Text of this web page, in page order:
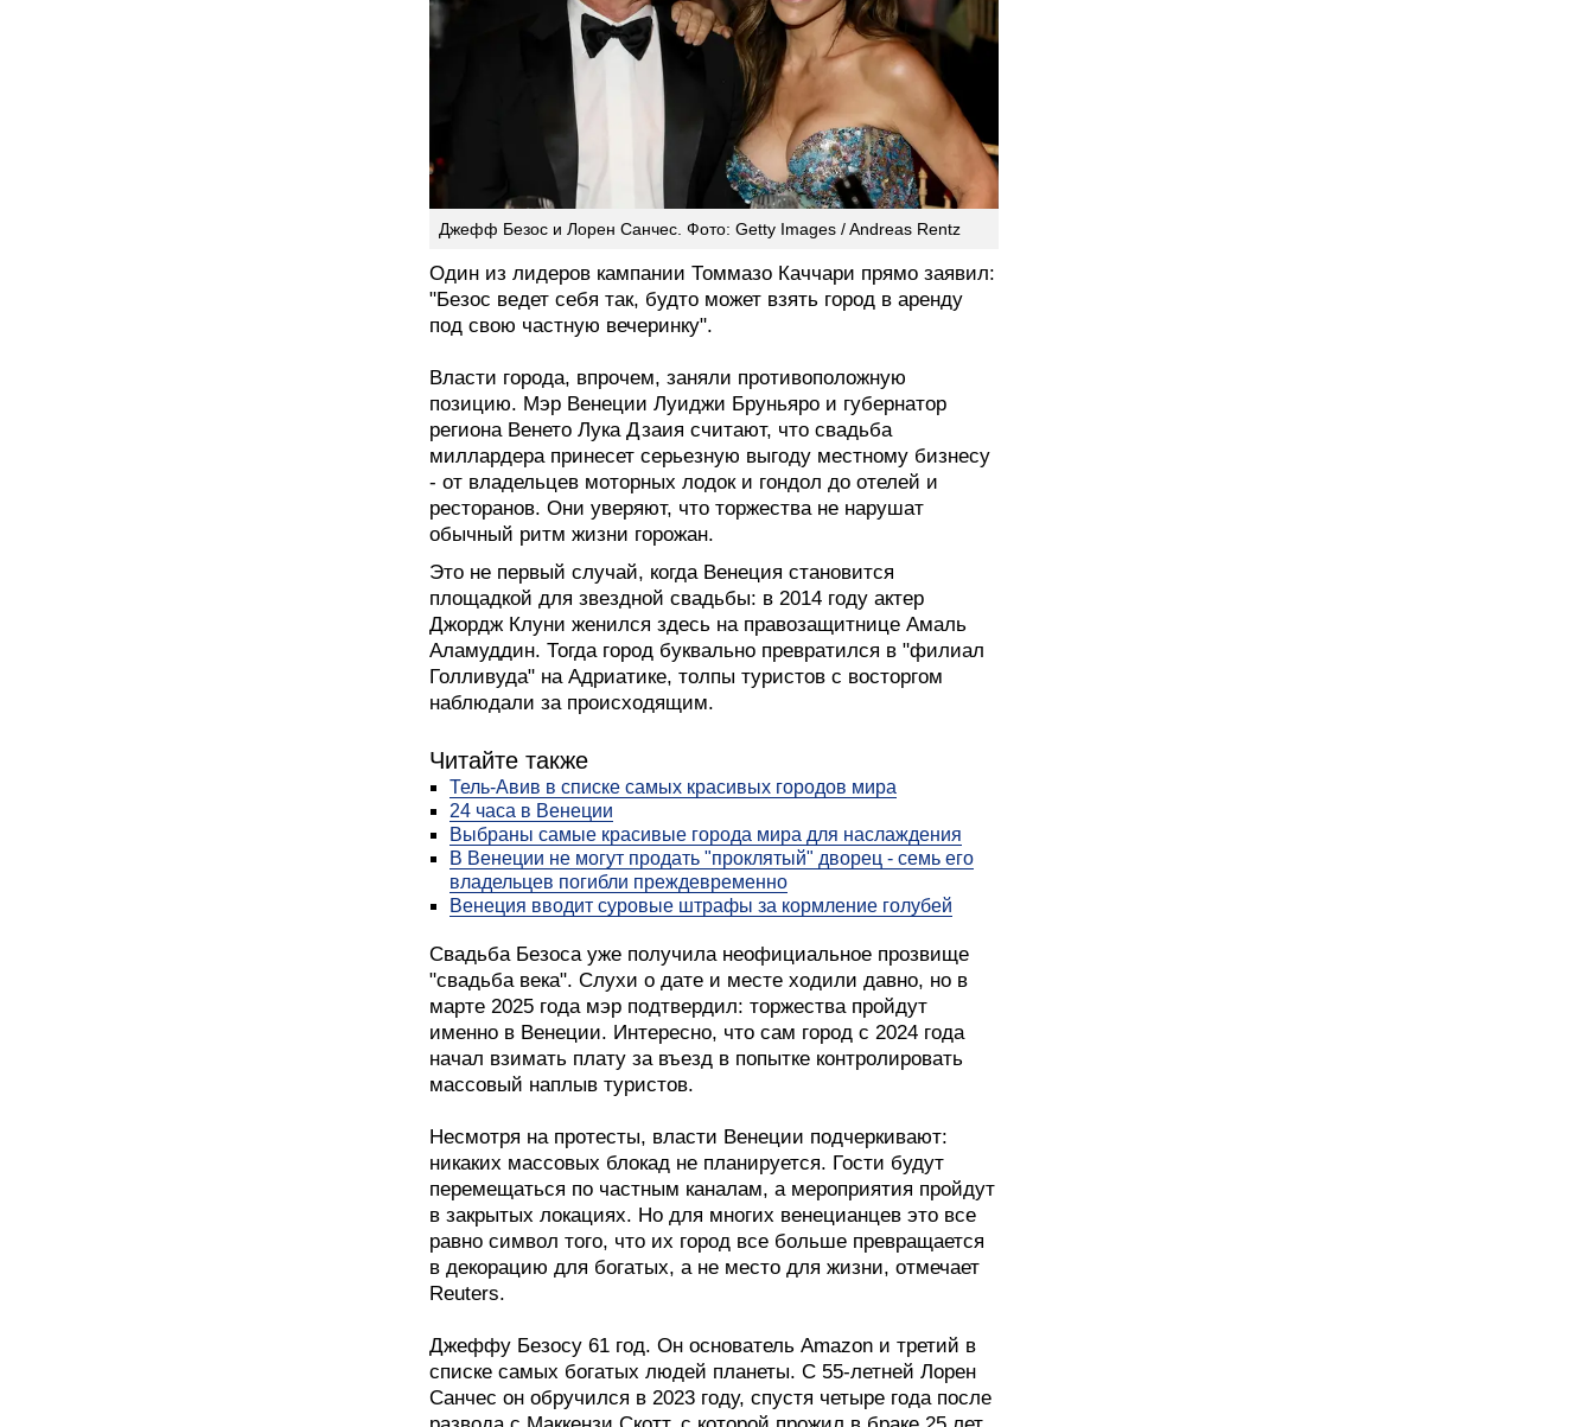
Джефф Безос и Лорен Санчес. Фото: Getty Images / Andreas Rentz
Один из лидеров кампании Томмазо Каччари прямо заявил:
"Безос ведет себя так, будто может взять город в аренду
под свою частную вечеринку".
Власти города, впрочем, заняли противоположную
позицию. Мэр Венеции Луиджи Бруньяро и губернатор
региона Венето Лука Дзаия считают, что свадьба
миллардера принесет серьезную выгоду местному бизнесу
- от владельцев моторных лодок и гондол до отелей и
ресторанов. Они уверяют, что торжества не нарушат
обычный ритм жизни горожан.
Это не первый случай, когда Венеция становится
площадкой для звездной свадьбы: в 2014 году актер
Джордж Клуни женился здесь на правозащитнице Амаль
Аламуддин. Тогда город буквально превратился в "филиал
Голливуда" на Адриатике, толпы туристов с восторгом
наблюдали за происходящим.
Читайте также
Тель-Авив в списке самых красивых городов мира
24 часа в Венеции
Выбраны самые красивые города мира для наслаждения
В Венеции не могут продать "проклятый" дворец - семь его
владельцев погибли преждевременно
Венеция вводит суровые штрафы за кормление голубей
Свадьба Безоса уже получила неофициальное прозвище
"свадьба века". Слухи о дате и месте ходили давно, но в
марте 2025 года мэр подтвердил: торжества пройдут
именно в Венеции. Интересно, что сам город с 2024 года
начал взимать плату за въезд в попытке контролировать
массовый наплыв туристов.
Несмотря на протесты, власти Венеции подчеркивают:
никаких массовых блокад не планируется. Гости будут
перемещаться по частным каналам, а мероприятия пройдут
в закрытых локациях. Но для многих венецианцев это все
равно символ того, что их город все больше превращается
в декорацию для богатых, а не место для жизни, отмечает
Reuters.
Джеффу Безосу 61 год. Он основатель Amazon и третий в
списке самых богатых людей планеты. С 55-летней Лорен
Санчес он обручился в 2023 году, спустя четыре года после